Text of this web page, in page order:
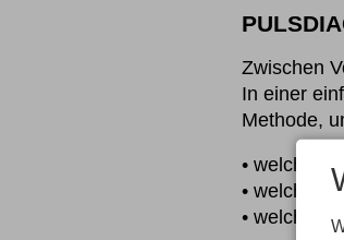
Zwischen
In einer
Methode,
• welche
• welche
• welche